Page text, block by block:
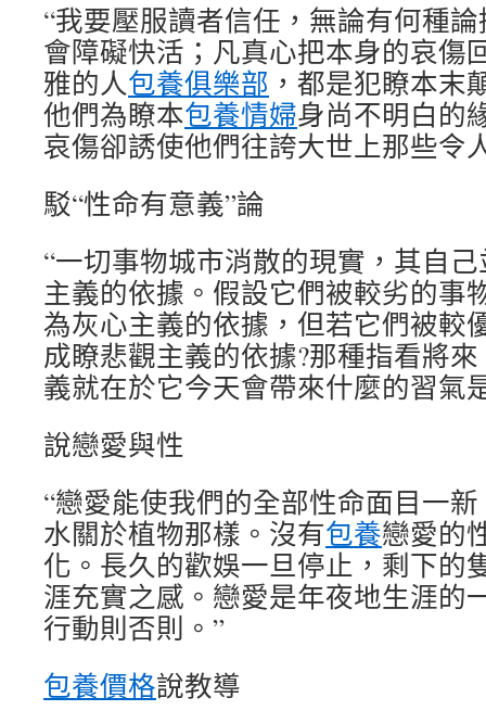
“我要壓服讀者信任，無論有何種
會障礙快活；凡真心把本身的哀傷
雅的人包養俱樂部 ，都是犯瞭本末
他們為瞭本包養情婦身尚不明白的
哀傷卻誘使他們往誇大世上那些令
駁“性命有意義”論
“一切事物城市消散的現實，其自
主義的依據。假設它們被較劣的事
為灰心主義的依據，但若它們被較
成瞭悲觀主義的依據?那種指看將
義就在於它今天會帶來什麼的習氣
說戀愛與性
“戀愛能使我們的全部性命面目一
水關於植物那樣。沒有包養戀愛的
化。長久的歡娛一旦停止，剩下的
涯充實之感。戀愛是年夜地生涯的
行動則否則。”
包養價格說教導